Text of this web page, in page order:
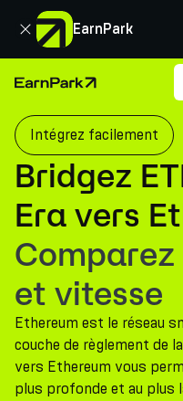
EarnPark
Fermer
Page d'accueil
Produits
Marchés
Calculatrices
PARK Token
Ressources
Entreprise
Intégrez facilement
Bridgez
Era vers
et vitesse
Ethereum est le réseau
couche de règlement de
vers Ethereum vous
plus profonde et au plus